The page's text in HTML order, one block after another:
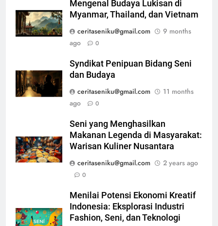
Mengenal Budaya Lukisan di
Myanmar, Thailand, dan Vietnam
ceritaseniku@gmail.com
9 months
ago
0
Syndikat Penipuan Bidang Seni
dan Budaya
ceritaseniku@gmail.com
11 months
ago
0
Seni yang Menghasilkan
Makanan Legenda di Masyarakat:
Warisan Kuliner Nusantara
ceritaseniku@gmail.com
2 years ago
0
Menilai Potensi Ekonomi Kreatif
Indonesia: Eksplorasi Industri
Fashion, Seni, dan Teknologi